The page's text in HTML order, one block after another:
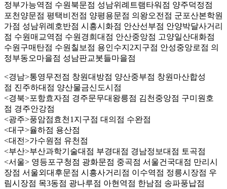
정부가능역점 수원북문점 성남위례트램타워점 양주덕정점
포천양문점 평택비전점 양평용문점 의왕오전점 군포산본학원
가점 성남위례호반점 시흥시화점 안산선부점 안양박달사거리
점 수원매교역점 수원경희대점 안산중앙점 고양일산대화점
수원구매탄점 수원칠보점 용인수지2지구점 안성중앙로점 의
정부동오마을점 성남판교봇들마을점
<경남>통영무전점 창원대방점 양산중부점 창원마산합성
점 진주하대점 양산물금신도시점
<경북>포항효자점 경주문무대왕릉점 김천중앙점 구미원호
점 경주안강점
<광주>풍암점 효천1지구점 대의점 수완점
<대구>율하점 용산점
<대전>가수원점 유천점
<부산>부산과학기술대점 부경대점 경남정보대점 토곡점
<서울> 영등포구청점 광화문점 중곡점 서울건국대점 만리시
장점 서울외대후문점 시흥사거리점 이수역점 정릉시장점 우
림시장점 목3동점 광나루점 아현역점 한남점 송파풍납점